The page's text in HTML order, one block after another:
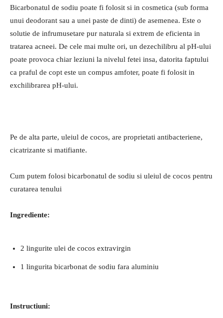
Bicarbonatul de sodiu poate fi folosit si in cosmetica (sub forma
unui deodorant sau a unei paste de dinti) de asemenea. Este o
solutie de infrumusetare pur naturala si extrem de eficienta in
tratarea acneei. De cele mai multe ori, un dezechilibru al pH-ului
poate provoca chiar leziuni la nivelul fetei insa, datorita faptului
ca praful de copt este un compus amfoter, poate fi folosit in
exchilibrarea pH-ului.
Pe de alta parte, uleiul de cocos, are proprietati antibacteriene,
cicatrizante si matifiante.
Cum putem folosi bicarbonatul de sodiu si uleiul de cocos pentru
curatarea tenului
Ingrediente:
2 lingurite ulei de cocos extravirgin
1 lingurita bicarbonat de sodiu fara aluminiu
Instructiuni: